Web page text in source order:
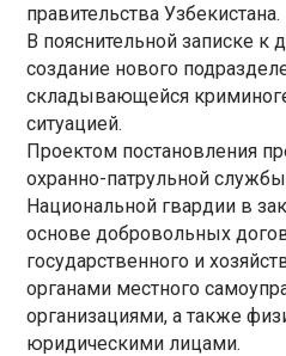
правительства Узбекистана.
В пояснительной записке к
создание нового
складывающейся
ситуацией.
Проектом постановления
охранно-патрульной
Национальной гвардии в
основе добровольных
государственного и
органами местного
организациями, а также
юридическими лицами.